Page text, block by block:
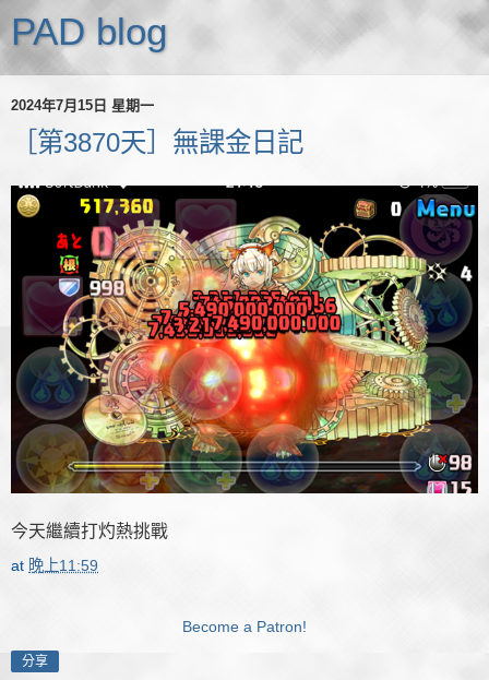
PAD blog
2024年7月15日 星期一
［第3870天］無課金日記
今天繼續打灼熱挑戰
at 晚上11:59
Become a Patron!
分享